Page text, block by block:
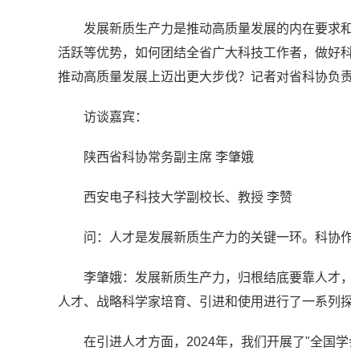
发展新质生产力是推动高质量发展的内在要求
活跃等优势，如何团结全省广大科技工作者，做好
推动高质量发展上迈出更大步伐？记者对省科协负
访谈嘉宾：
陕西省科协常务副主席 李肇娥
西安电子科技大学副校长、教授 李赞
问：人才是发展新质生产力的关键一环。科协
李肇娥：发展新质生产力，归根结底要靠人才
人才、战略科学家培育、引进和使用进行了一系列探
在引进人才方面，2024年，我们开展了"全国